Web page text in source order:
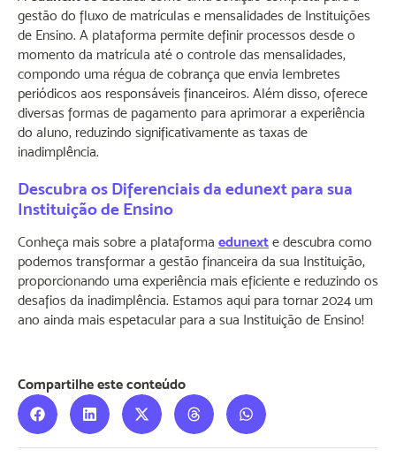
gestão do fluxo de matrículas e mensalidades de Instituições
de Ensino. A plataforma permite definir processos desde o
momento da matrícula até o controle das mensalidades,
compondo uma régua de cobrança que envia lembretes
periódicos aos responsáveis financeiros. Além disso, oferece
diversas formas de pagamento para aprimorar a experiência
do aluno, reduzindo significativamente as taxas de
inadimplência.
Descubra os Diferenciais da edunext para sua
Instituição de Ensino
Conheça mais sobre a plataforma edunext e descubra como
podemos transformar a gestão financeira da sua Instituição,
proporcionando uma experiência mais eficiente e reduzindo os
desafios da inadimplência. Estamos aqui para tornar 2024 um
ano ainda mais espetacular para a sua Instituição de Ensino!
Compartilhe este conteúdo